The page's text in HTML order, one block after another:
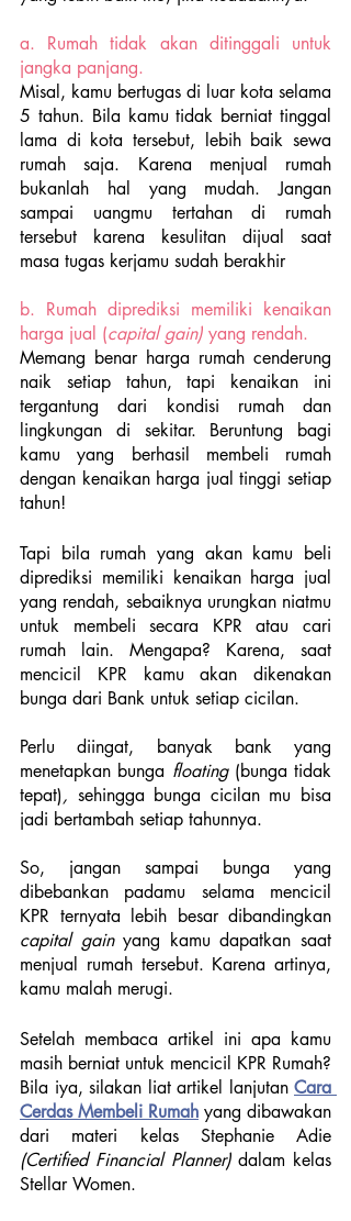
a. Rumah tidak akan ditinggali untuk
jangka panjang.
Misal, kamu bertugas di luar kota selama
5 tahun. Bila kamu tidak berniat tinggal
lama di kota tersebut, lebih baik sewa
rumah saja. Karena menjual rumah
bukanlah hal yang mudah. Jangan
sampai uangmu tertahan di rumah
tersebut karena kesulitan dijual saat
masa tugas kerjamu sudah berakhir
b. Rumah diprediksi memiliki kenaikan
harga jual (capital gain) yang rendah.
Memang benar harga rumah cenderung
naik setiap tahun, tapi kenaikan ini
tergantung dari kondisi rumah dan
lingkungan di sekitar. Beruntung bagi
kamu yang berhasil membeli rumah
dengan kenaikan harga jual tinggi setiap
tahun!
Tapi bila rumah yang akan kamu beli
diprediksi memiliki kenaikan harga jual
yang rendah, sebaiknya urungkan niatmu
untuk membeli secara KPR atau cari
rumah lain. Mengapa? Karena, saat
mencicil KPR kamu akan dikenakan
bunga dari Bank untuk setiap cicilan.
Perlu diingat, banyak bank yang
menetapkan bunga floating (bunga tidak
tepat), sehingga bunga cicilan mu bisa
jadi bertambah setiap tahunnya.
So, jangan sampai bunga yang
dibebankan padamu selama mencicil
capital gain yang kamu dapatkan saat
menjual rumah tersebut. Karena artinya,
kamu malah merugi.
Setelah membaca artikel ini apa kamu
masih berniat untuk mencicil KPR Rumah?
Bila iya, silakan liat artikel lanjutan Cara
Cerdas Membeli Rumah yang dibawakan
(Certified Financial Planner) dalam kelas
Stellar Women.